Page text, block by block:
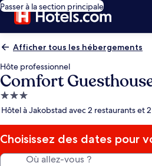
Passer à la section principale
Afficher tous les hébergements
Hôte professionnel
Comfort
Hébergement
3.0 étoiles
Hôtel à Jakobstad avec 2 restaurants et
Choisissez des dates pour
Où allez-vous ?